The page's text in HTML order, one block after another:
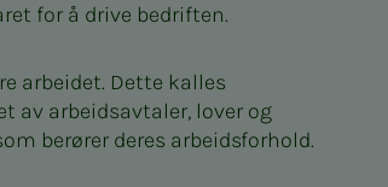
for å drive bedriften.
arbeidet. Dette kalles
av arbeidsavtaler, lover og
berører deres arbeidsforhold.